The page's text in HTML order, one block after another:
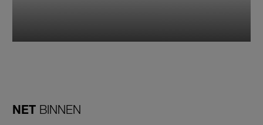
NET BINNEN